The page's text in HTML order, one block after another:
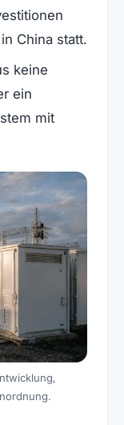
China statt.
keine
ein
mit